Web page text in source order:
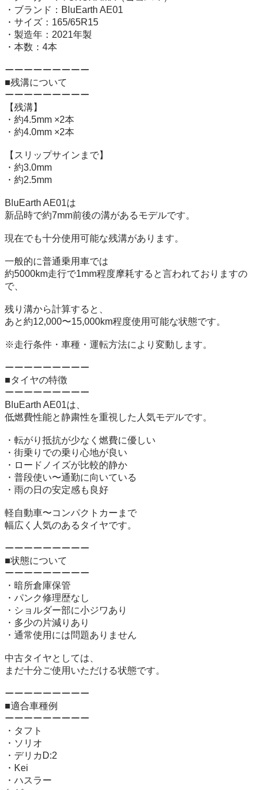
・ブランド：BluEarth AE01
・サイズ：165/65R15
・製造年：2021年製
・本数：4本
ーーーーーーーーー
■残溝について
ーーーーーーーーー
【残溝】
・約4.5mm ×2本
・約4.0mm ×2本
【スリップサインまで】
・約3.0mm
・約2.5mm
BluEarth AE01は
新品時で約7mm前後の溝があるモデルです。
現在でも十分使用可能な残溝があります。
一般的に普通乗用車では
約5000km走行で1mm程度摩耗すると言われておりますの
で、
残り溝から計算すると、
あと約12,000〜15,000km程度使用可能な状態です。
※走行条件・車種・運転方法により変動します。
ーーーーーーーーー
■タイヤの特徴
ーーーーーーーーー
BluEarth AE01は、
低燃費性能と静粛性を重視した人気モデルです。
・転がり抵抗が少なく燃費に優しい
・街乗りでの乗り心地が良い
・ロードノイズが比較的静か
・普段使い〜通勤に向いている
・雨の日の安定感も良好
軽自動車〜コンパクトカーまで
幅広く人気のあるタイヤです。
ーーーーーーーーー
■状態について
ーーーーーーーーー
・暗所倉庫保管
・パンク修理歴なし
・ショルダー部に小ジワあり
・多少の片減りあり
・通常使用には問題ありません
中古タイヤとしては、
まだ十分ご使用いただける状態です。
ーーーーーーーーー
■適合車種例
ーーーーーーーーー
・タフト
・ソリオ
・デリカD:2
・Kei
・ハスラー